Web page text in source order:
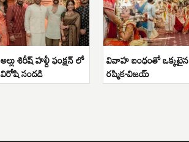
అల్లు శిరీష్ హల్దీ ఫంక్షన్ లో
విరోషి సందడి
వివాహ బంధంతో ఒక్కటైన
రష్మిక-విజయ్